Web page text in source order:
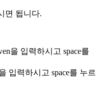
면 됩니다.
을 입력하시고 space를
입력하시고 space를 누르